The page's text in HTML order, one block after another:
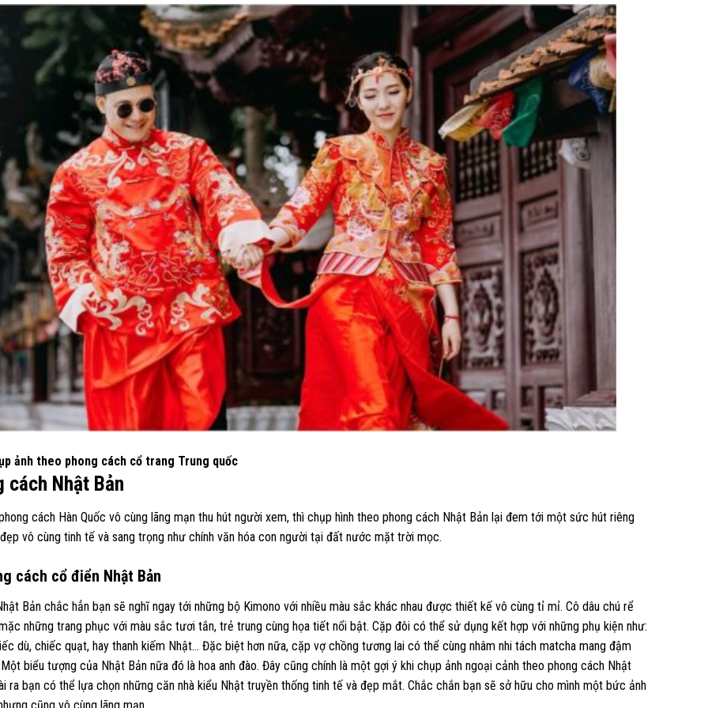
ảnh theo phong cách cổ trang Trung quốc
cách Nhật Bản
cách Hàn Quốc vô cùng lãng mạn thu hút người xem, thì chụp hình theo phong cách Nhật Bản lại đem tới một sức hút riêng
vô cùng tinh tế và sang trọng như chính văn hóa con người tại đất nước mặt trời mọc.
cách cổ điển Nhật Bản
Bản chắc hẳn bạn sẽ nghĩ ngay tới những bộ Kimono với nhiều màu sắc khác nhau được thiết kế vô cùng tỉ mỉ. Cô dâu chú rể
những trang phục với màu sắc tươi tắn, trẻ trung cùng họa tiết nổi bật. Cặp đôi có thể sử dụng kết hợp với những phụ kiện như:
dù, chiếc quạt, hay thanh kiếm Nhật… Đặc biệt hơn nữa, cặp vợ chồng tương lai có thể cùng nhâm nhi tách matcha mang đậm
biểu tượng của Nhật Bản nữa đó là hoa anh đào. Đây cũng chính là một gợi ý khi chụp ảnh ngoại cảnh theo phong cách Nhật
ra bạn có thể lựa chọn những căn nhà kiểu Nhật truyền thống tinh tế và đẹp mắt. Chắc chắn bạn sẽ sở hữu cho mình một bức ảnh